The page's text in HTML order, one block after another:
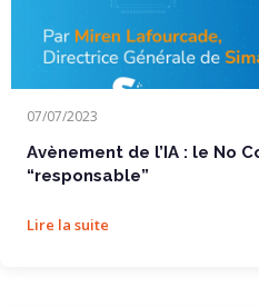
Avènement de l’IA : le No Code
07/07/2023
Avènement de l’IA : le No
“responsable”
Lire la suite